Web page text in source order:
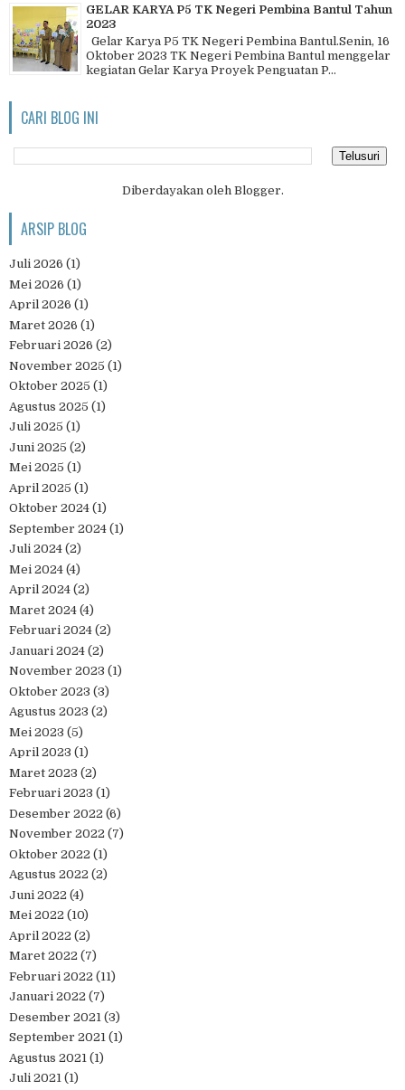
GELAR KARYA P5 TK Negeri Pembina Bantul Tahun
2023
Gelar Karya P5 TK Negeri Pembina Bantul.Senin, 16
Oktober 2023 TK Negeri Pembina Bantul menggelar
kegiatan Gelar Karya Proyek Penguatan P...
CARI BLOG INI
Diberdayakan oleh Blogger.
ARSIP BLOG
Juli 2026 (1)
Mei 2026 (1)
April 2026 (1)
Maret 2026 (1)
Februari 2026 (2)
November 2025 (1)
Oktober 2025 (1)
Agustus 2025 (1)
Juli 2025 (1)
Juni 2025 (2)
Mei 2025 (1)
April 2025 (1)
Oktober 2024 (1)
September 2024 (1)
Juli 2024 (2)
Mei 2024 (4)
April 2024 (2)
Maret 2024 (4)
Februari 2024 (2)
Januari 2024 (2)
November 2023 (1)
Oktober 2023 (3)
Agustus 2023 (2)
Mei 2023 (5)
April 2023 (1)
Maret 2023 (2)
Februari 2023 (1)
Desember 2022 (6)
November 2022 (7)
Oktober 2022 (1)
Agustus 2022 (2)
Juni 2022 (4)
Mei 2022 (10)
April 2022 (2)
Maret 2022 (7)
Februari 2022 (11)
Januari 2022 (7)
Desember 2021 (3)
September 2021 (1)
Agustus 2021 (1)
Juli 2021 (1)